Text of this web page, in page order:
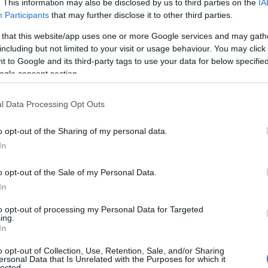
This information may also be disclosed by us to third parties on the
Participants that may further disclose it to other third parties.
that this website/app uses one or more Google services and may
but not limited to your visit or usage behaviour. You may
to Google and its third-party tags to use your data for below
consent section.
Data Processing Opt Outs
opt-out of the Sharing of my personal data.
opt-out of the Sale of my Personal Data.
opt-out of processing my Personal Data for Targeted
opt-out of Collection, Use, Retention, Sale, and/or Sharing
Data that Is Unrelated with the Purposes for which it
share/r/18wbKauxzy/?
με τη μεγαλειώδη τελετή απονομής των
στο λιμάνι της Σκύρου, παρουσία
και εκπροσώπων των τοπικών
ποδόσφαιρο και τη νέα γενιά.
του Μανώλη Βαμβακερή και Θανάση
Όμιλο Σκύρου και τις ακαδημίες
φέρνοντας στο νησί περισσότερους από
συνεχίζει να αναδεικνύει νέους
σημαντικά στην τουριστική και